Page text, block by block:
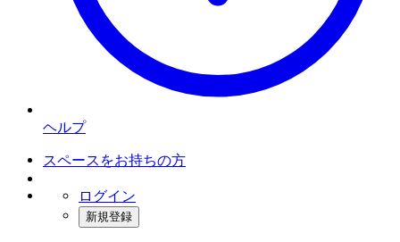
ヘルプ
スペースをお持ちの方
ログイン
新規登録